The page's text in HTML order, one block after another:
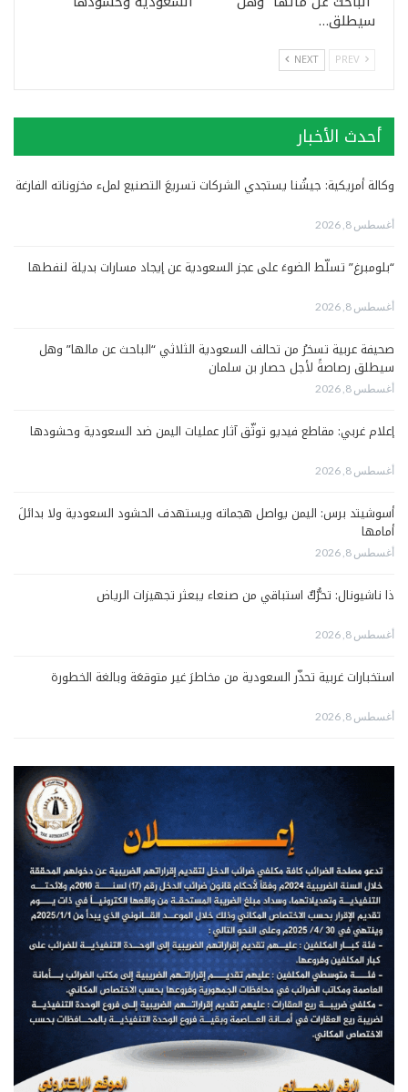
سيطلق…
NEXT
أحدث الأخبار
وكالة أمريكية: جيشُنا يستجدي الشركات تسريعَ التصنيع لملء مخزوناته الفارغة
أغسطس 8, 2026
“بلومبرغ” تسلّط الضوءَ على عجز السعودية عن إيجاد مسارات بديلة لنفطها
أغسطس 8, 2026
صحيفة عربية تسخرُ من تحالف السعودية الثلاثي “الباحث عن مالها” وهل
سيطلق رصاصةً لأجل حصار بن سلمان
أغسطس 8, 2026
إعلام غربي: مقاطع فيديو توثّق آثار عمليات اليمن ضد السعودية وحشودها
أغسطس 8, 2026
أسوشيتد برس: اليمن يواصل هجماته ويستهدف الحشود السعودية ولا بدائلَ
أمامها
أغسطس 8, 2026
ذا ناشيونال: تحرُّكٌ استباقي من صنعاء يبعثر تجهيزات الرياض
أغسطس 8, 2026
استخبارات غربية تحذّر السعودية من مخاطرَ غير متوقعَة وبالغة الخطورة
أغسطس 8, 2026